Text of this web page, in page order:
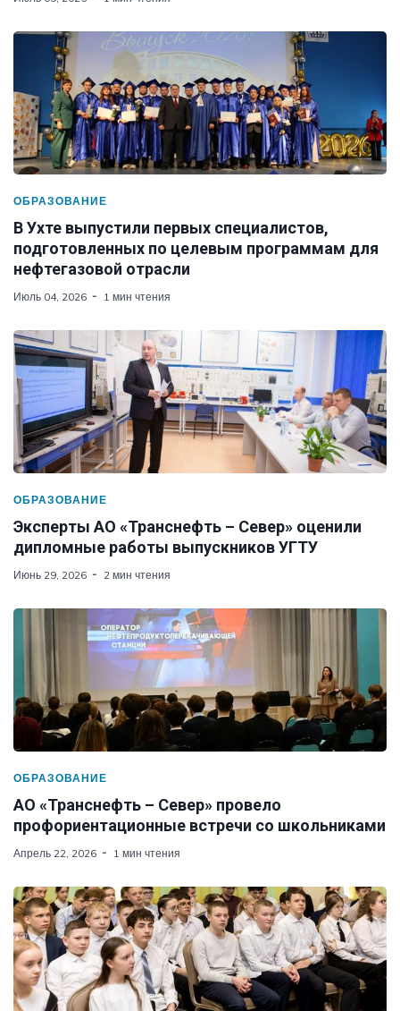
ОБРАЗОВАНИЕ
В Ухте выпустили первых специалистов,
подготовленных по целевым программам для
нефтегазовой отрасли
Июль 04, 2026 1 мин чтения
ОБРАЗОВАНИЕ
Эксперты АО «Транснефть – Север» оценили
дипломные работы выпускников УГТУ
Июнь 29, 2026 2 мин чтения
ОБРАЗОВАНИЕ
АО «Транснефть – Север» провело
профориентационные встречи со школьниками
Апрель 22, 2026 1 мин чтения